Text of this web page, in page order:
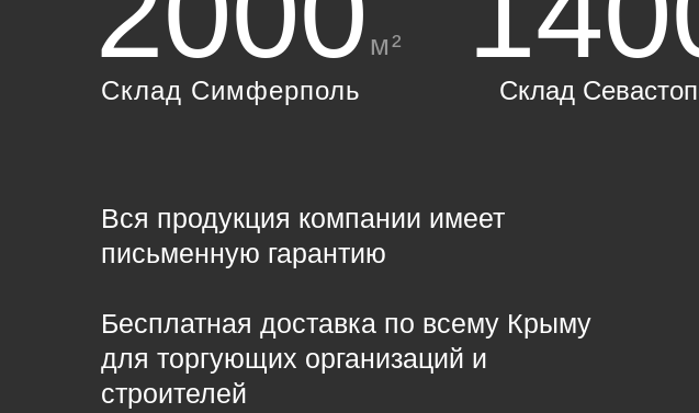
Склад Симферполь Склад
Вся продукция компании имеет
письменную гарантию
Бесплатная доставка по всему Крыму
для торгующих организаций и
строителей
м²